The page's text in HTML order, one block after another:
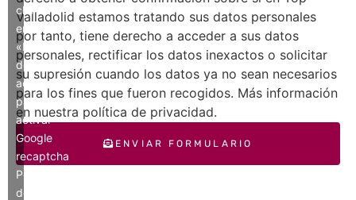
Valladolid estamos tratando sus datos personales
por tanto, tiene derecho a acceder a sus datos
personales, rectificar los datos inexactos o solicitar
su supresión cuando los datos ya no sean necesarios
para los fines que fueron recogidos. Más información
en nuestra política de privacidad.
clic
en
«Estoy
de
acuerdo»
para
activar
Google
recaptcha
Política
de
ENVIAR FORMULARIO